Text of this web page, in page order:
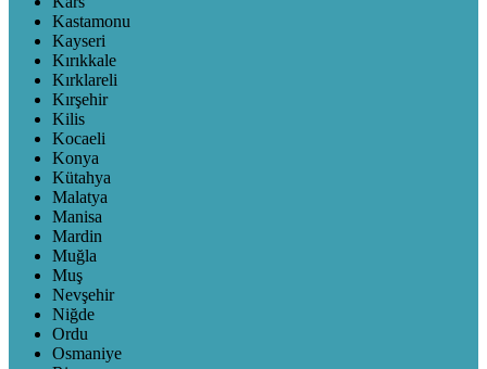
Kastamonu
Kayseri
Kırıkkale
Kırklareli
Kırşehir
Kilis
Kocaeli
Konya
Kütahya
Malatya
Manisa
Mardin
Muğla
Muş
Nevşehir
Niğde
Ordu
Osmaniye